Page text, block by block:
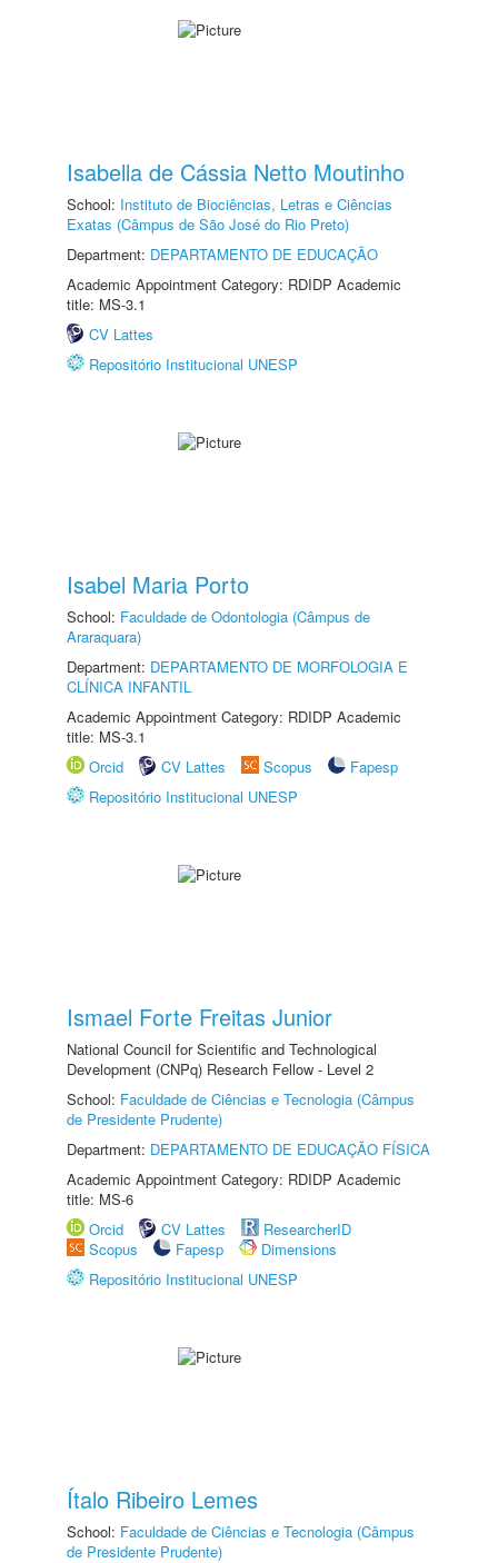
Isabella de Cássia Netto Moutinho
School: Instituto de Biociências, Letras e Ciências
Exatas (Câmpus de São José do Rio Preto)
Department: DEPARTAMENTO DE EDUCAÇÃO
Academic Appointment Category: RDIDP Academic
title: MS-3.1
CV Lattes
Repositório Institucional UNESP
Isabel Maria Porto
School: Faculdade de Odontologia (Câmpus de
Araraquara)
Department: DEPARTAMENTO DE MORFOLOGIA E
CLÍNICA INFANTIL
Academic Appointment Category: RDIDP Academic
title: MS-3.1
Orcid
CV Lattes Scopus
Fapesp
Repositório Institucional UNESP
Ismael Forte Freitas Junior
National Council for Scientific and Technological
Development (CNPq) Research Fellow - Level 2
School: Faculdade de Ciências e Tecnologia (Câmpus
de Presidente Prudente)
Department: DEPARTAMENTO DE EDUCAÇÃO FÍSICA
Academic Appointment Category: RDIDP Academic
title: MS-6
Orcid
CV Lattes
ResearcherID
Scopus
Fapesp
Dimensions
Repositório Institucional UNESP
Ítalo Ribeiro Lemes
School: Faculdade de Ciências e Tecnologia (Câmpus
de Presidente Prudente)